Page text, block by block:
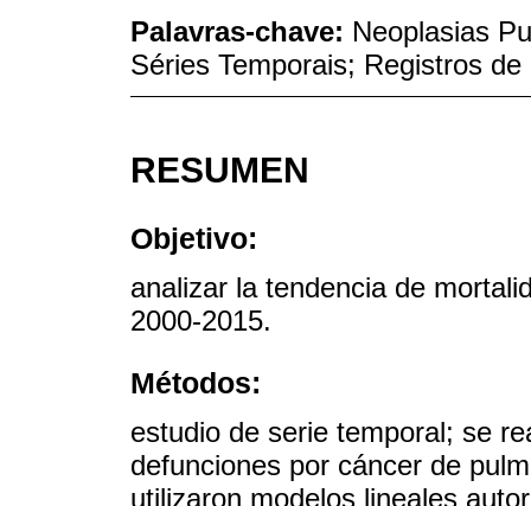
Palavras-chave: Neoplasias
Séries Temporais; Registros
RESUMEN
Objetivo:
analizar la tendencia de
2000-2015.
Métodos:
estudio de serie temporal; se
defunciones por cáncer de
utilizaron modelos lineales